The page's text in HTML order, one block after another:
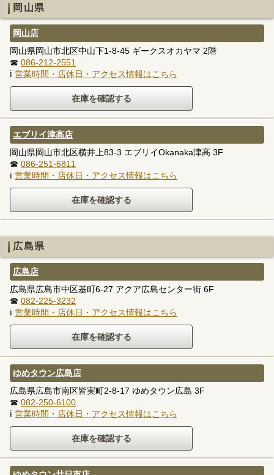
岡山県
岡山店
岡山県岡山市北区中山下1-8-45 ギークスオカヤマ 2階
☎ 086-212-2551
ℹ 営業時間・店休日・アクセス情報はこちら
エブリイ津高店
岡山県岡山市北区横井上83-3 エブリイOkanaka津高 3F
☎ 086-251-6811
ℹ 営業時間・店休日・アクセス情報はこちら
広島県
広島店
広島県広島市中区基町6-27 アクア広島センター街 6F
☎ 082-225-3232
ℹ 営業時間・店休日・アクセス情報はこちら
ゆめタウン広島店
広島県広島市南区皆実町2-8-17 ゆめタウン広島 3F
☎ 082-250-6100
ℹ 営業時間・店休日・アクセス情報はこちら